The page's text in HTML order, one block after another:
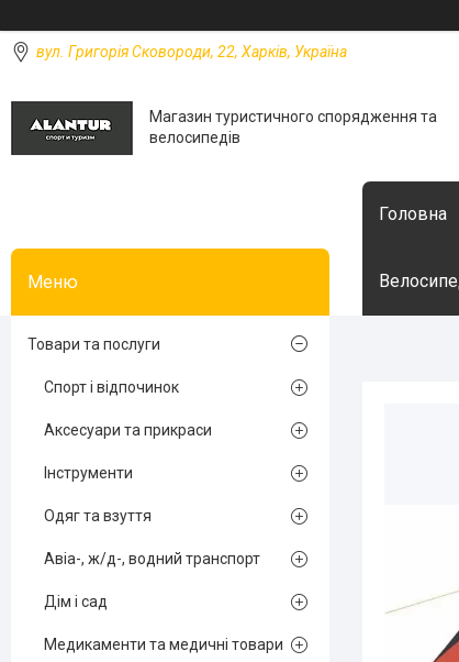
вул. Григорія Сковороди, 22, Харків, Україна
Магазин туристичного спорядження та
велосипедів
Головна
Товари та послуги
Спорт і відпочинок
Аксесуари та прикраси
Інструменти
Одяг та взуття
Авіа-, ж/д-, водний транспорт
Дім і сад
Медикаменти та медичні товари